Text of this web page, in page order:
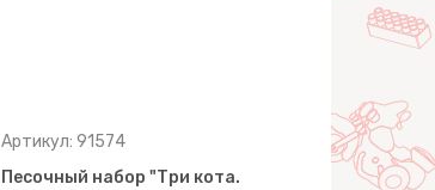
Артикул: 91574
Песочный набор "Три кота.
Артикул:
Песочный